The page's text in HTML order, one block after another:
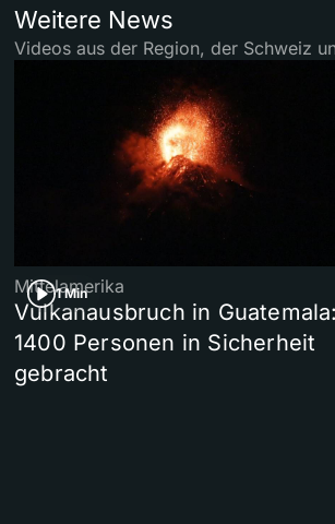
Weitere News
Videos aus der Region, der Schweiz
1 Min
Mittelamerika
Vulkanausbruch in Guatemala:
1400 Personen in Sicherheit
gebracht